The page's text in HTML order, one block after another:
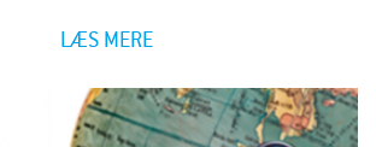
LÆS MERE